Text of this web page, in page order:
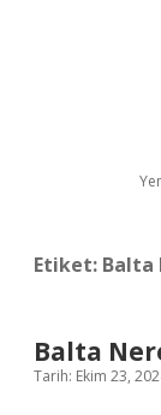
Etiket: Balta
Balta
Tarih: Ekim 23,